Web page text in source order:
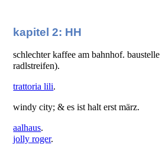
kapitel 2: HH
schlechter kaffee am bahnhof.
radlstreifen).
trattoria lili.
windy city; & es ist halt erst märz.
aalhaus.
jolly roger.